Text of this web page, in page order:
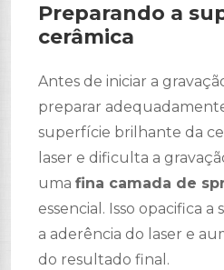
Preparando a
cerâmica
Antes de iniciar a
preparar
superfície brilhante da
laser e dificulta a
uma fina camada de
essencial. Isso opacifica
a aderência do laser e
do resultado final.